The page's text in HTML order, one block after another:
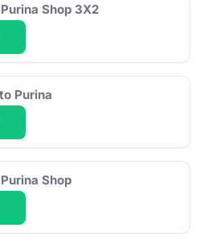
Shop 3X2
Purina
Shop